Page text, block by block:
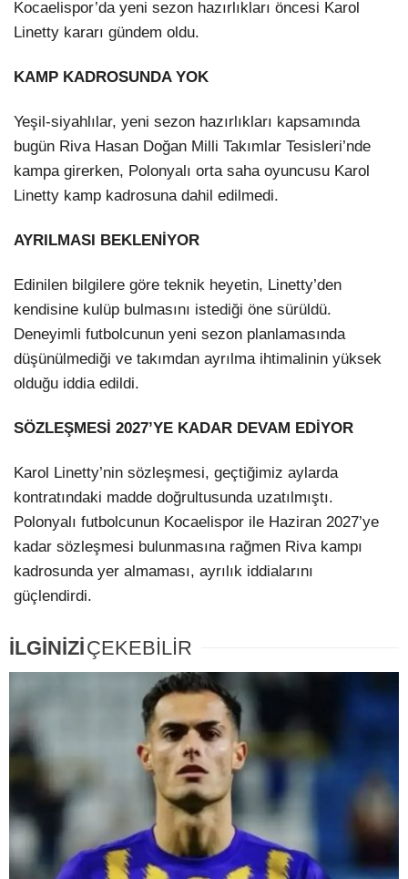
Kocaelispor’da yeni sezon hazırlıkları öncesi Karol
Linetty kararı gündem oldu.
KAMP KADROSUNDA YOK
Yeşil-siyahlılar, yeni sezon hazırlıkları kapsamında
bugün Riva Hasan Doğan Milli Takımlar Tesisleri’nde
kampa girerken, Polonyalı orta saha oyuncusu Karol
Linetty kamp kadrosuna dahil edilmedi.
AYRILMASI BEKLENİYOR
Edinilen bilgilere göre teknik heyetin, Linetty’den
kendisine kulüp bulmasını istediği öne sürüldü.
Deneyimli futbolcunun yeni sezon planlamasında
düşünülmediği ve takımdan ayrılma ihtimalinin yüksek
olduğu iddia edildi.
SÖZLEŞMESİ 2027’YE KADAR DEVAM EDİYOR
Karol Linetty’nin sözleşmesi, geçtiğimiz aylarda
kontratındaki madde doğrultusunda uzatılmıştı.
Polonyalı futbolcunun Kocaelispor ile Haziran 2027’ye
kadar sözleşmesi bulunmasına rağmen Riva kampı
kadrosunda yer almaması, ayrılık iddialarını
güçlendirdi.
İLGİNİZİÇEKEBİLİR